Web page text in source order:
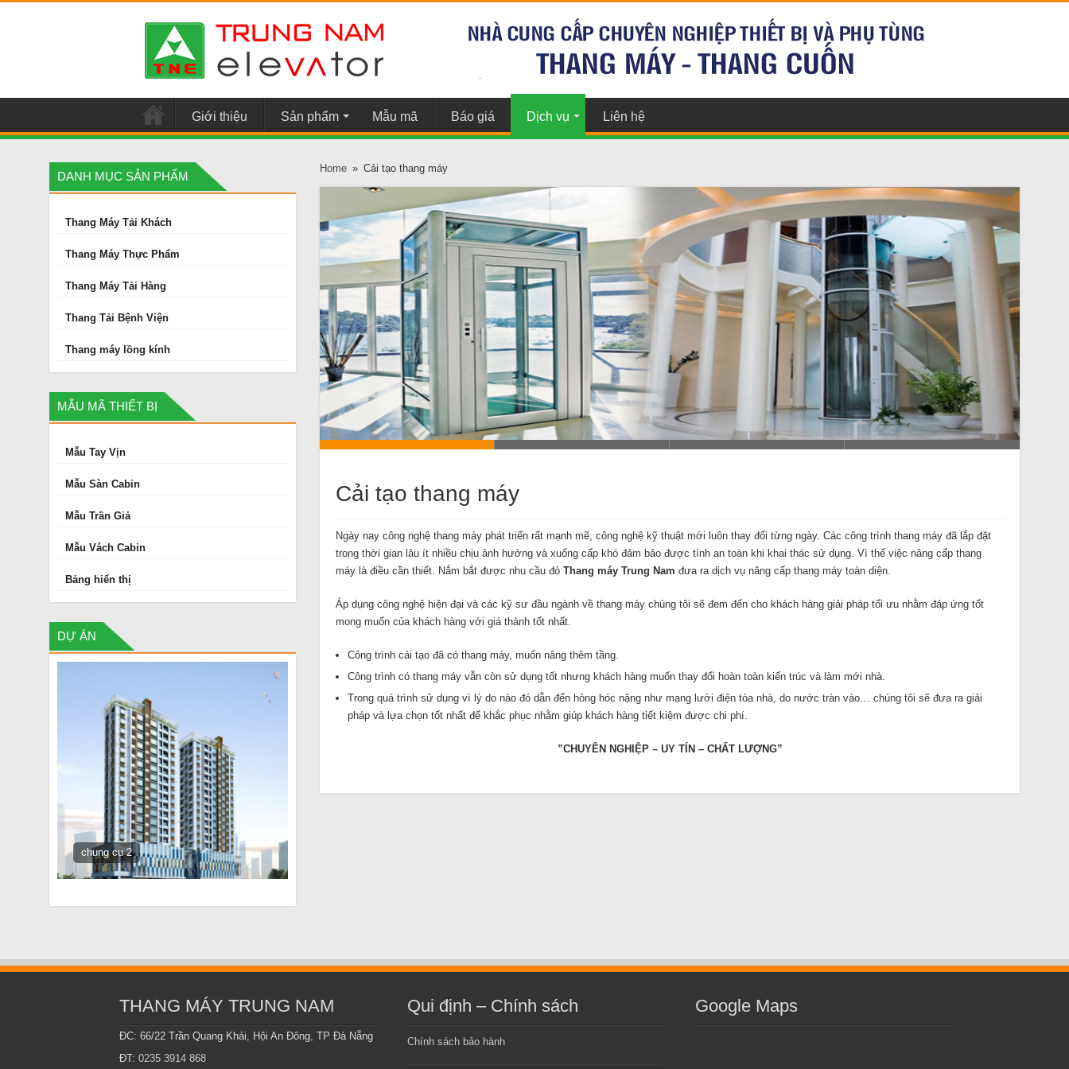
Giới thiệu Sản phẩm Mẫu mã Báo giá Dịch vụ Liên hệ
Home » Cải tạo thang máy
Cải tạo thang máy
Ngày nay công nghệ thang máy phát triển rất mạnh mẽ, công nghệ kỹ thuật mới luôn thay đổi từng ngày. Các công trình thang máy đã lắp đặt
trong thời gian lâu ít nhiều chịu ảnh hưởng và xuống cấp khó đảm bảo được tính an toàn khi khai thác sử dụng. Vì thế việc nâng cấp thang
máy là điều cần thiết. Nắm bắt được nhu cầu đó Thang máy Trung Nam đưa ra dịch vụ nâng cấp thang máy toàn diện.
Áp dụng công nghệ hiện đại và các kỹ sư đầu ngành về thang máy chúng tôi sẽ đem đến cho khách hàng giải pháp tối ưu nhằm đáp ứng tốt
mong muốn của khách hàng với giá thành tốt nhất.
Công trình cải tạo đã có thang máy, muốn nâng thêm tầng.
Công trình có thang máy vẫn còn sử dụng tốt nhưng khách hàng muốn thay đổi hoàn toàn kiến trúc và làm mới nhà.
Trong quá trình sử dụng vì lý do nào đó dẫn đến hỏng hóc nặng như mạng lưới điện tòa nhà, do nước tràn vào… chúng tôi sẽ đưa ra giải
pháp và lựa chọn tốt nhất để khắc phục nhằm giúp khách hàng tiết kiệm được chi phí.
”CHUYÊN NGHIỆP – UY TÍN – CHẤT LƯỢNG”
DANH MỤC SẢN PHẨM
Thang Máy Tải Khách
Thang Máy Thực Phẩm
Thang Máy Tải Hàng
Thang Tải Bệnh Viện
Thang máy lồng kính
MẪU MÃ THIẾT BỊ
Mẫu Tay Vịn
Mẫu Sàn Cabin
Mẫu Trần Giả
Mẫu Vách Cabin
Bảng hiển thị
DỰ ÁN
chung cu 2
THANG MÁY TRUNG NAM
ĐC: 66/22 Trần Quang Khải, Hội An Đông, TP Đà Nẵng
ĐT: 0235 3914 868
Qui định – Chính sách
Chính sách bảo hành
Google Maps